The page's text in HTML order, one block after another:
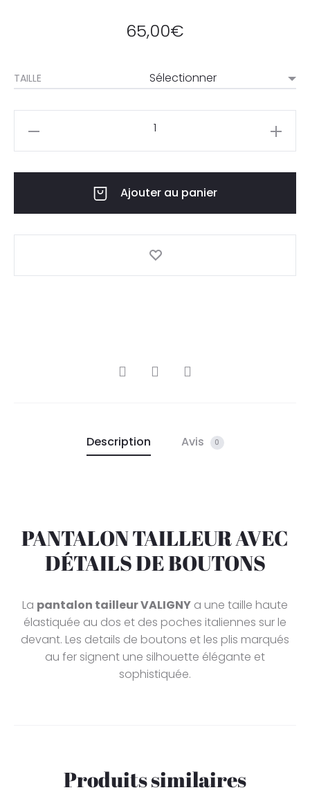
65,00€
TAILLE
Ajouter au panier
Description Avis 0
PANTALON TAILLEUR AVEC
DÉTAILS DE BOUTONS
La pantalon tailleur VALIGNY a une taille haute
élastiquée au dos et des poches italiennes sur le
devant. Les details de boutons et les plis marqués
au fer signent une silhouette élégante et
sophistiquée.
Produits similaires